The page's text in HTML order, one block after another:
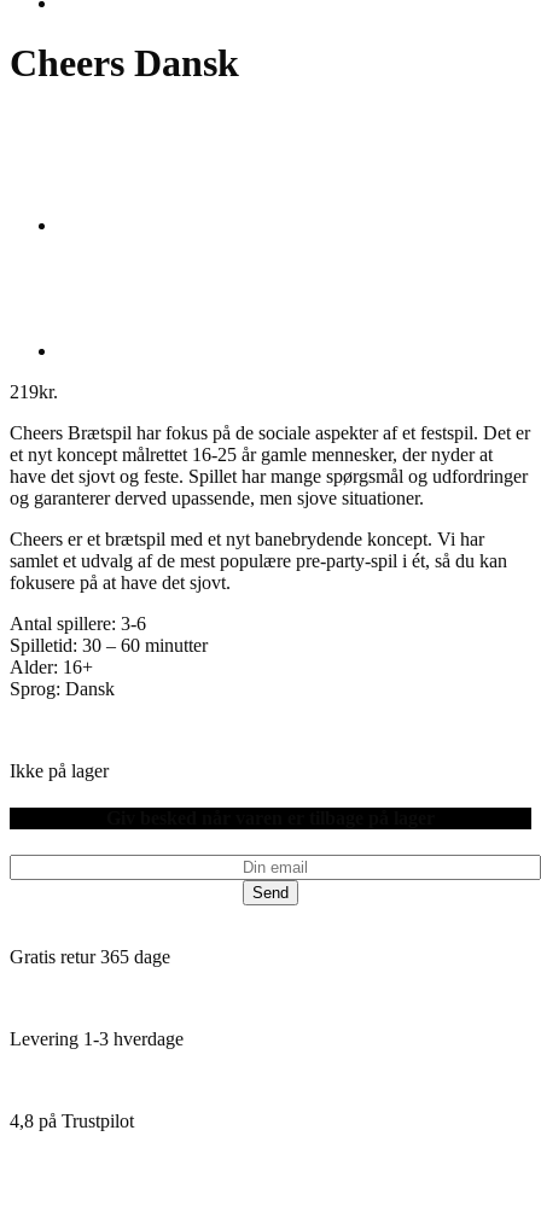
Cheers Dansk
219kr.
Cheers Brætspil har fokus på de sociale aspekter af et festspil. Det er
et nyt koncept målrettet 16-25 år gamle mennesker, der nyder at
have det sjovt og feste. Spillet har mange spørgsmål og udfordringer
og garanterer derved upassende, men sjove situationer.
Cheers er et brætspil med et nyt banebrydende koncept. Vi har
samlet et udvalg af de mest populære pre-party-spil i ét, så du kan
fokusere på at have det sjovt.
Antal spillere: 3-6
Spilletid: 30 – 60 minutter
Alder: 16+
Sprog: Dansk
Ikke på lager
Send
Gratis retur 365 dage
Levering 1-3 hverdage
4,8 på Trustpilot